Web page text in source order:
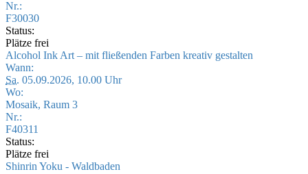
Nr.:
F30030
Status:
Plätze frei
Alcohol Ink Art – mit fließenden Farben kreativ gestalten
Wann:
Sa. 05.09.2026, 10.00 Uhr
Wo:
Mosaik, Raum 3
Nr.:
F40311
Status:
Plätze frei
Shinrin Yoku - Waldbaden